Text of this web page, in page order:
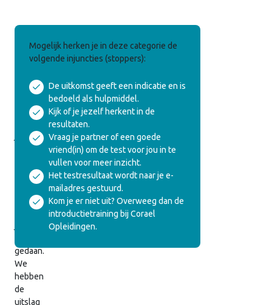
Resultaat
Enneagramtype
test
Onderstaand
enneagramtest
gedaan.
We
hebben
de
uitslag
Mogelijk herken je in deze categorie de
volgende injuncties (stoppers):
De uitkomst geeft een indicatie en is
bedoeld als hulpmiddel.
Kijk of je jezelf herkent in de
resultaten.
Vraag je partner of een goede
vriend(in) om de test voor jou in te
vullen voor meer inzicht.
Het testresultaat wordt naar je e-
mailadres gestuurd.
Kom je er niet uit? Overweeg dan de
introductietraining bij Corael
Opleidingen.